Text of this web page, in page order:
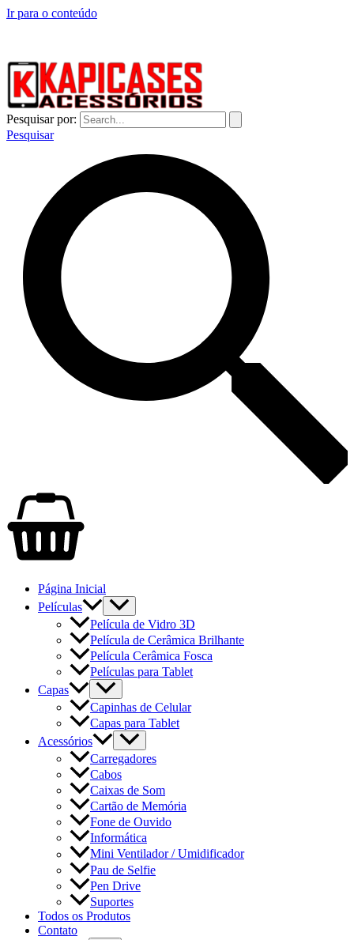
Ir para o conteúdo
Pesquisar por:
Pesquisar
Página Inicial
Películas
Película de Vidro 3D
Película de Cerâmica Brilhante
Película Cerâmica Fosca
Películas para Tablet
Capas
Capinhas de Celular
Capas para Tablet
Acessórios
Carregadores
Cabos
Caixas de Som
Cartão de Memória
Fone de Ouvido
Informática
Mini Ventilador / Umidificador
Pau de Selfie
Pen Drive
Suportes
Todos os Produtos
Contato